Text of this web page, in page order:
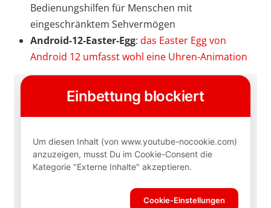
Bedienungshilfen für Menschen mit
eingeschränktem Sehvermögen
Android-12-Easter-Egg: das Easter Egg von
Android 12 umfasst wohl eine Uhren-Animation